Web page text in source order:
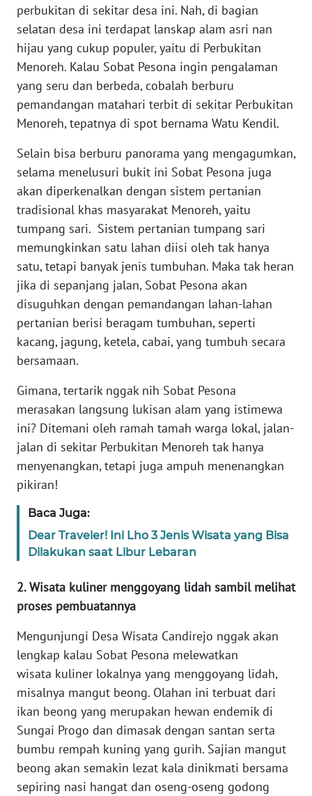
perbukitan di sekitar desa ini. Nah, di bagian
selatan desa ini terdapat lanskap alam asri nan
hijau yang cukup populer, yaitu di Perbukitan
Menoreh. Kalau Sobat Pesona ingin pengalaman
yang seru dan berbeda, cobalah berburu
pemandangan matahari terbit di sekitar Perbukitan
Menoreh, tepatnya di spot bernama Watu Kendil.
Selain bisa berburu panorama yang mengagumkan,
selama menelusuri bukit ini Sobat Pesona juga
akan diperkenalkan dengan sistem pertanian
tradisional khas masyarakat Menoreh, yaitu
tumpang sari. Sistem pertanian tumpang sari
memungkinkan satu lahan diisi oleh tak hanya
satu, tetapi banyak jenis tumbuhan. Maka tak heran
jika di sepanjang jalan, Sobat Pesona akan
disuguhkan dengan pemandangan lahan-lahan
pertanian berisi beragam tumbuhan, seperti
kacang, jagung, ketela, cabai, yang tumbuh secara
bersamaan.
Gimana, tertarik nggak nih Sobat Pesona
merasakan langsung lukisan alam yang istimewa
ini? Ditemani oleh ramah tamah warga lokal, jalan-
jalan di sekitar Perbukitan Menoreh tak hanya
menyenangkan, tetapi juga ampuh menenangkan
pikiran!
Baca Juga:
Dear Traveler! Ini Lho 3 Jenis Wisata yang Bisa
Dilakukan saat Libur Lebaran
2. Wisata kuliner menggoyang lidah sambil melihat
proses pembuatannya
Mengunjungi Desa Wisata Candirejo nggak akan
lengkap kalau Sobat Pesona melewatkan
wisata kuliner lokalnya yang menggoyang lidah,
misalnya mangut beong. Olahan ini terbuat dari
ikan beong yang merupakan hewan endemik di
Sungai Progo dan dimasak dengan santan serta
bumbu rempah kuning yang gurih. Sajian mangut
beong akan semakin lezat kala dinikmati bersama
sepiring nasi hangat dan oseng-oseng godong
DISCLAIMER
Wahana
News
Regional
SUMUT
WN
JAKARTA
JABAR
WN
BANTEN
WN
NTT
KEPRI
WN
PAPUA
WN
PAPUA
BARAT
WN
RIAU
SERAMBI
WN
JAMBI
WN
SULTRA
WN
NTB